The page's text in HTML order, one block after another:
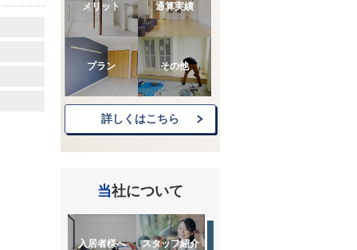
メリット 通算実績
プラン その他
詳しくはこちら
当社について
入居者様へ スタッフ紹介